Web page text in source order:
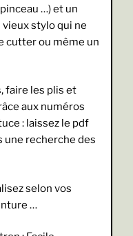
…) et un
stylo qui ne
cutter ou même un
faire les plis et
aux numéros
: laissez le pdf
une recherche des
selon vos
…